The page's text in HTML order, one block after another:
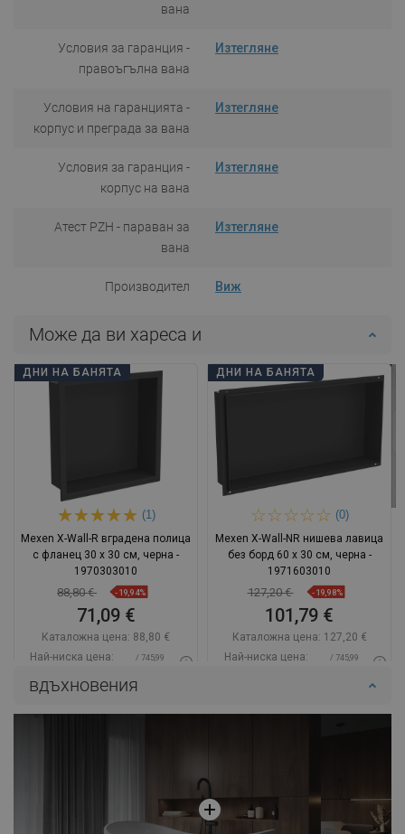
вана
Условия за гаранция -
правоъгълна вана
Изтегляне
Условия на гаранцията -
корпус и преграда за вана
Изтегляне
Условия за гаранция -
корпус на вана
Изтегляне
Атест PZH - параван за
вана
Изтегляне
Производител Виж
Може да ви хареса и
ДНИ НА БАНЯТА
(1)
Mexen X-Wall-R вградена полица
с фланец 30 x 30 см, черна -
1970303010
88,80 € -19,94%
71,09 €
Каталожна цена: 88,80 €
Най-ниска цена:
/ 745,99
Наличност:В наличност
ДНИ НА БАНЯТА
(0)
Mexen X-Wall-NR нишева лавица
без борд 60 x 30 см, черна -
1971603010
127,20 € -19,98%
101,79 €
Каталожна цена: 127,20 €
Най-ниска цена:
/ 745,99
вдъхновения